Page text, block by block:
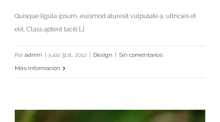
Proin Sodales Quam Nec Sollicit
Quisque ligula ipsum, euismod aturesit vulputate a, ultricies et
elit. Class aptent taciti […]
Por admin | julio 31st, 2012 | Design | Sin comentarios
Más información